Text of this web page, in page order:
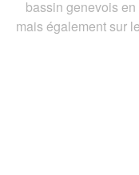
bassin genevois
mais également sur